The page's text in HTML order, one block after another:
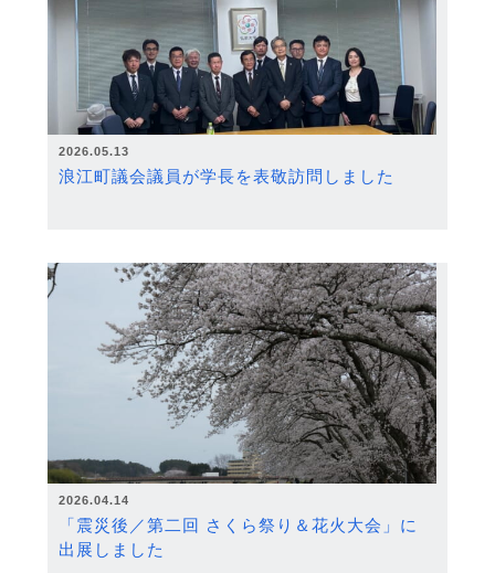
2026.05.13
浪江町議会議員が学長を表敬訪問しました
2026.04.14
「震災後／第二回 さくら祭り＆花火大会」に
出展しました